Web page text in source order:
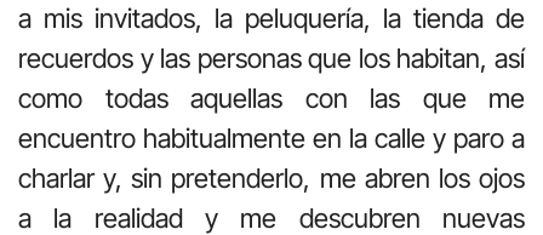
a mis invitados, la peluquería, la tienda de
recuerdos y las personas que los habitan, así
como todas aquellas con las que me
encuentro habitualmente en la calle y paro a
charlar y, sin pretenderlo, me abren los ojos
a la realidad y me descubren nuevas